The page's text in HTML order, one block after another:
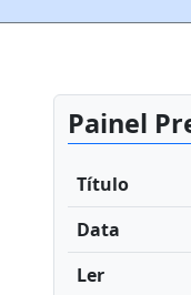
Painel
Título
Data
Ler